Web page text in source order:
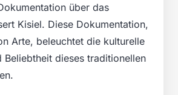
über das
Kisiel. Diese Dokumentation,
Arte, beleuchtet die kulturelle
Beliebtheit dieses traditionellen